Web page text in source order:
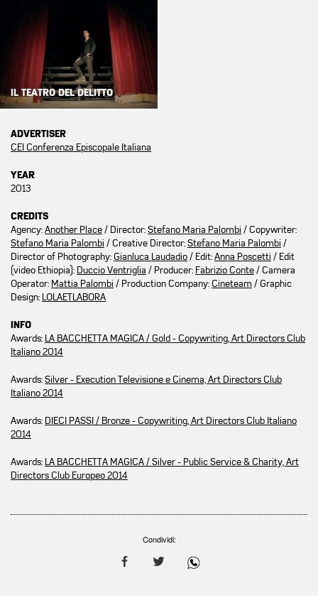
IL TEATRO DEL DELITTO
ADVERTISER
CEI Conferenza Episcopale Italiana
YEAR
2013
CREDITS
Agency:Another Place/ Director:Stefano Maria Palombi / Copywriter:
Stefano Maria Palombi / Creative Director:Stefano Maria Palombi /
Director of Photography:Gianluca Laudadio/ Edit:Anna Poscetti / Edit
(video Ethiopia): Duccio Ventriglia / Producer: Fabrizio Conte/ Camera
Operator: Mattia Palombi / Production Company:Cineteam / Graphic
Design: LOLAETLABORA
INFO
Awards: LA BACCHETTA MAGICA / Gold - Copywriting, Art Directors Club
Italiano 2014
Awards:Silver - Execution Televisione e Cinema, Art Directors Club
Italiano 2014
Awards: DIECI PASSI / Bronze - Copywriting, Art Directors Club Italiano
2014
Awards: LA BACCHETTA MAGICA / Silver - Public Service & Charity, Art
Directors Club Europeo 2014
Condividi: